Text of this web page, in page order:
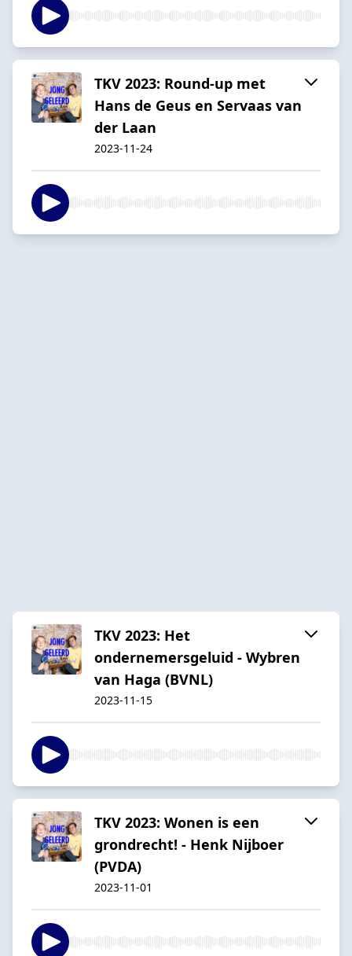
TKV 2023: Round-up met
Hans de Geus en Servaas van
der Laan
2023-11-24
TKV 2023: Het
ondernemersgeluid - Wybren
van Haga (BVNL)
2023-11-15
TKV 2023: Wonen is een
grondrecht! - Henk Nijboer
(PVDA)
2023-11-01